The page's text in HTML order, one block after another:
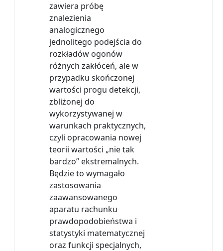
zawiera próbę
znalezienia
analogicznego
jednolitego podejścia do
rozkładów ogonów
różnych zakłóceń, ale w
przypadku skończonej
wartości progu detekcji,
zbliżonej do
wykorzystywanej w
warunkach praktycznych,
czyli opracowania nowej
teorii wartości „nie tak
bardzo” ekstremalnych.
Będzie to wymagało
zastosowania
zaawansowanego
aparatu rachunku
prawdopodobieństwa i
statystyki matematycznej
oraz funkcji specjalnych,